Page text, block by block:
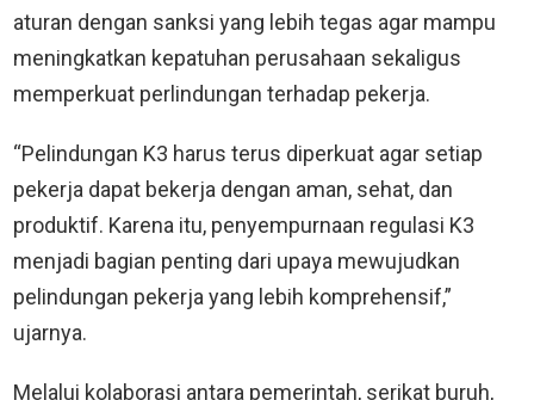
aturan dengan sanksi yang lebih tegas agar mampu
meningkatkan kepatuhan perusahaan sekaligus
memperkuat perlindungan terhadap pekerja.
“Pelindungan K3 harus terus diperkuat agar setiap
pekerja dapat bekerja dengan aman, sehat, dan
produktif. Karena itu, penyempurnaan regulasi K3
menjadi bagian penting dari upaya mewujudkan
pelindungan pekerja yang lebih komprehensif,”
ujarnya.
Melalui kolaborasi antara pemerintah, serikat buruh,